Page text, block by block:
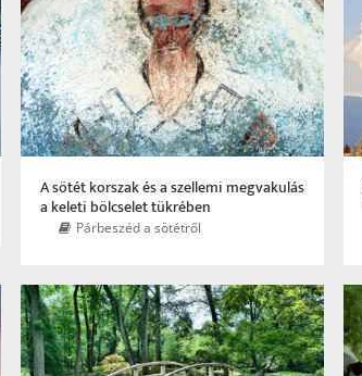
A sötét korszak és a szellemi megvakulás
a keleti bölcselet tükrében
Párbeszéd a sötétről